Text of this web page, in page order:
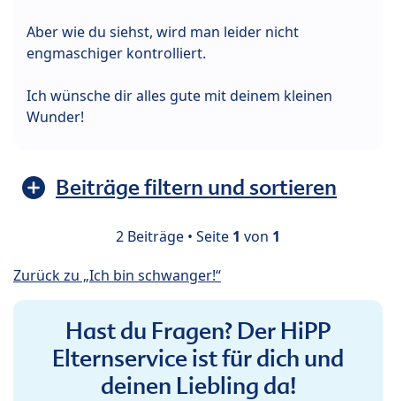
Aber wie du siehst, wird man leider nicht
engmaschiger kontrolliert.
Ich wünsche dir alles gute mit deinem kleinen
Wunder!
Beiträge filtern und sortieren
2 Beiträge • Seite 1 von 1
Zurück zu „Ich bin schwanger!“
Hast du Fragen? Der HiPP
Elternservice ist für dich und
deinen Liebling da!